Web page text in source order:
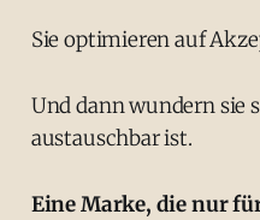
Sie optimieren auf
Und dann wundern sie
austauschbar ist.
Eine Marke, die nur